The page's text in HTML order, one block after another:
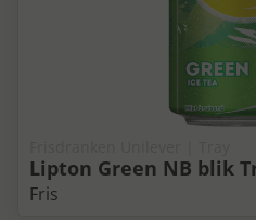
Lipton Green NB blik
Fris